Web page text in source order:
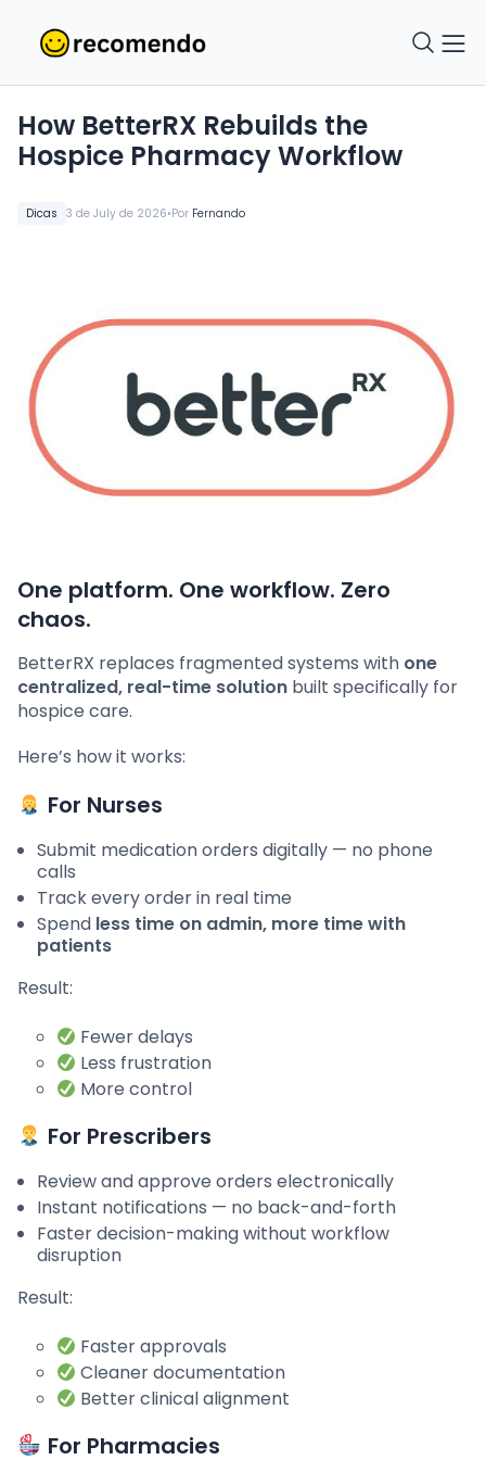
Dicas 3 de July de 2026•Por Fernando
How BetterRX Rebuilds the
Hospice Pharmacy Workflow
One platform. One workflow. Zero
chaos.
BetterRX replaces fragmented systems with one
centralized, real-time solution built specifically for
hospice care.
Here’s how it works:
For Nurses
Submit medication orders digitally — no phone
calls
Track every order in real time
Spend less time on admin, more time with
patients
Result:
Fewer delays
Less frustration
More control
For Prescribers
Review and approve orders electronically
Instant notifications — no back-and-forth
Faster decision-making without workflow
disruption
Result:
Faster approvals
Cleaner documentation
Better clinical alignment
For Pharmacies